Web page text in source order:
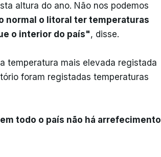
altura do ano. Não nos podemos
normal o litoral ter temperaturas
o interior do país", disse.
temperatura mais elevada registada
foram registadas temperaturas
todo o país não há arrefecimento